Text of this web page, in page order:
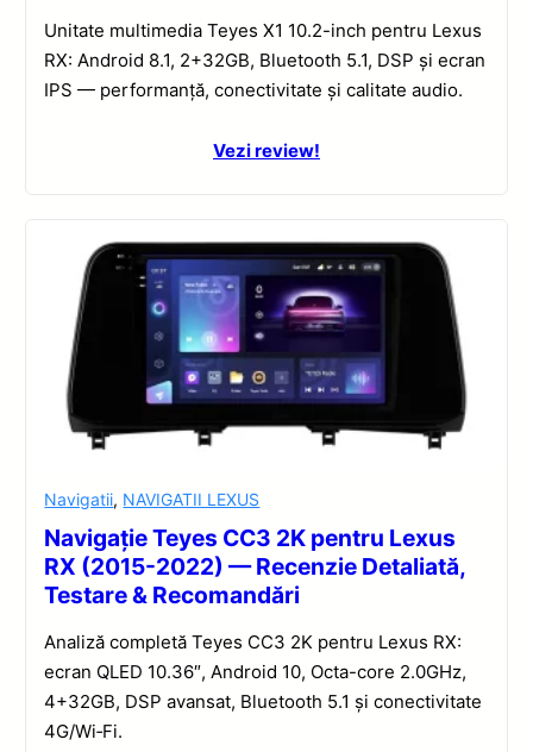
Unitate multimedia Teyes X1 10.2-inch pentru Lexus
RX: Android 8.1, 2+32GB, Bluetooth 5.1, DSP și ecran
IPS — performanță, conectivitate și calitate audio.
Vezi review!
Navigatii, NAVIGATII LEXUS
Navigație Teyes CC3 2K pentru Lexus
RX (2015-2022) — Recenzie Detaliată,
Testare & Recomandări
Analiză completă Teyes CC3 2K pentru Lexus RX:
ecran QLED 10.36″, Android 10, Octa-core 2.0GHz,
4+32GB, DSP avansat, Bluetooth 5.1 și conectivitate
4G/Wi‑Fi.